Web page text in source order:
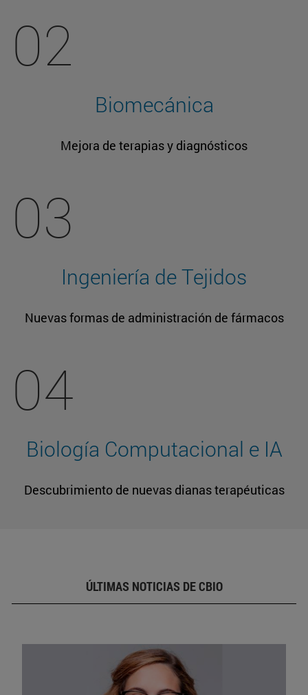
02
Biomecánica
Mejora de terapias y diagnósticos
03
Ingeniería de Tejidos
Nuevas formas de administración de fármacos
04
Biología Computacional e IA
Descubrimiento de nuevas dianas terapéuticas
ÚLTIMAS NOTICIAS DE CBIO